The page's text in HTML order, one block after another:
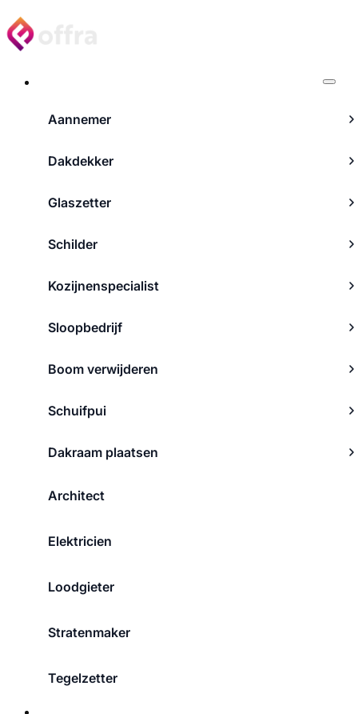
Aannemer
Dakdekker
Glaszetter
Schilder
Kozijnenspecialist
Sloopbedrijf
Boom verwijderen
Schuifpui
Dakraam plaatsen
Architect
Elektricien
Loodgieter
Stratenmaker
Tegelzetter